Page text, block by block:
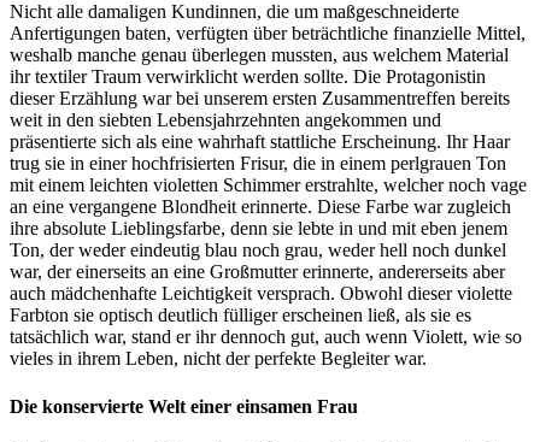
Nicht alle damaligen Kundinnen, die um maßgeschneiderte
Anfertigungen baten, verfügten über beträchtliche finanzielle Mittel,
weshalb manche genau überlegen mussten, aus welchem Material
ihr textiler Traum verwirklicht werden sollte. Die Protagonistin
dieser Erzählung war bei unserem ersten Zusammentreffen bereits
weit in den siebten Lebensjahrzehnten angekommen und
präsentierte sich als eine wahrhaft stattliche Erscheinung. Ihr Haar
trug sie in einer hochfrisierten Frisur, die in einem perlgrauen Ton
mit einem leichten violetten Schimmer erstrahlte, welcher noch vage
an eine vergangene Blondheit erinnerte. Diese Farbe war zugleich
ihre absolute Lieblingsfarbe, denn sie lebte in und mit eben jenem
Ton, der weder eindeutig blau noch grau, weder hell noch dunkel
war, der einerseits an eine Großmutter erinnerte, andererseits aber
auch mädchenhafte Leichtigkeit versprach. Obwohl dieser violette
Farbton sie optisch deutlich fülliger erscheinen ließ, als sie es
tatsächlich war, stand er ihr dennoch gut, auch wenn Violett, wie so
vieles in ihrem Leben, nicht der perfekte Begleiter war.
Die konservierte Welt einer einsamen Frau